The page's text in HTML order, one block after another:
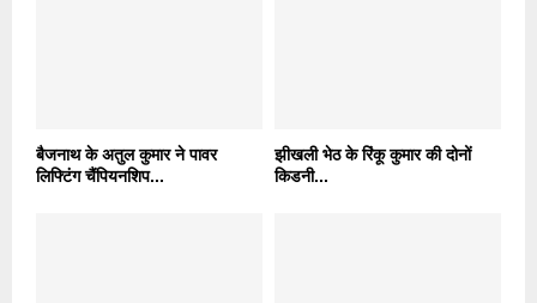
बैजनाथ के अतुल कुमार ने पावर
लिफ्टिंग चैंपियनशिप...
झीखली भेठ के रिंकू कुमार की दोनों
किडनी...